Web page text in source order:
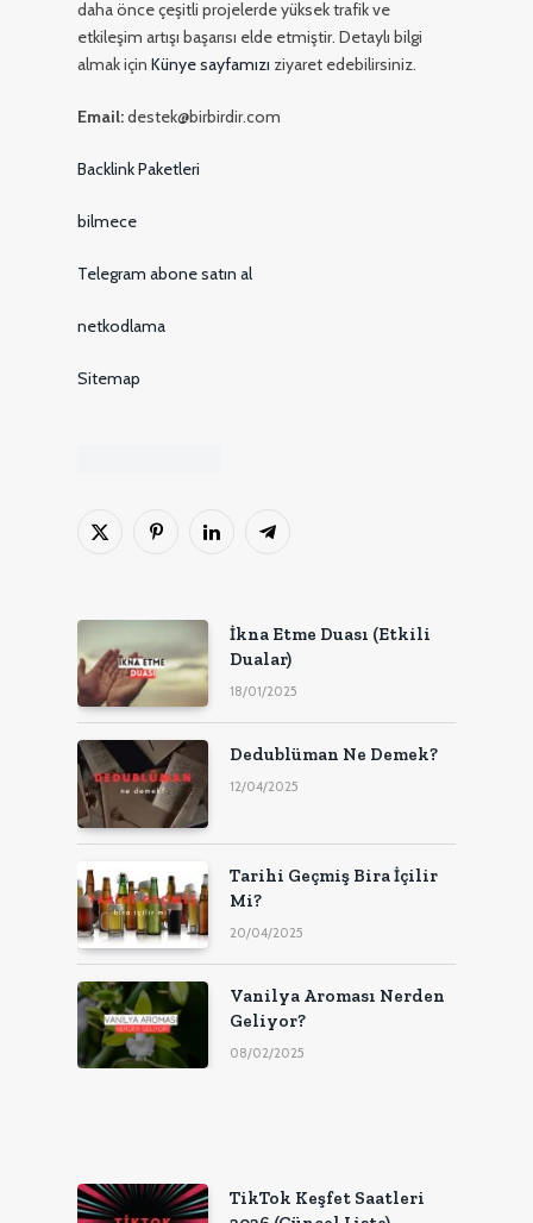
daha önce çeşitli projelerde yüksek trafik ve
etkileşim artışı başarısı elde etmiştir. Detaylı bilgi
almak içinKünye sayfamızı ziyaret edebilirsiniz.
Email:destek@birbirdir.com
Backlink Paketleri
bilmece
Telegram abone satın al
netkodlama
Sitemap
X
Pinterest'inLinkedInTelgraf
İkna Etme Duası (Etkili
Dualar)
18/01/2025
Dedublüman Ne Demek?
12/04/2025
Tarihi Geçmiş Bira İçilir
Mi?
20/04/2025
Vanilya Aroması Nerden
Geliyor?
08/02/2025
TikTok Keşfet Saatleri